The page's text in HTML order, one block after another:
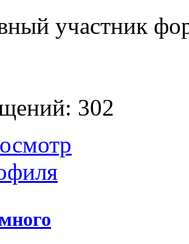
участник
302